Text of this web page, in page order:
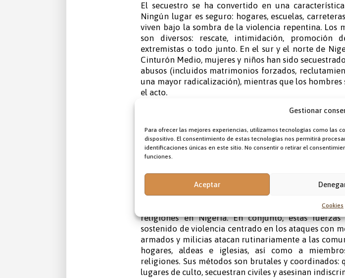
Gestionar
Para ofrecer las mejores experiencias, utilizamos tecnologías como las
dispositivo. El consentimiento de estas tecnologías nos permitirá
identificaciones únicas en este sitio. No consentir o retirar el
funciones.
Aceptar
Cookies
El secuestro se ha convertido en una
Ningún lugar es seguro: hogares, escuelas,
viven bajo la sombra de la violencia repentina. Los
son diversos: rescate, intimidación, promoción
extremistas o todo junto. En el sur y el norte de
Cinturón Medio, mujeres y niños han sido
abusos (incluidos matrimonios forzados,
una mayor radicalización), mientras que los hombres
el acto.
Estas situaciones no surgen de la noche a la
La crisis que se desarrolla en Nigeria es el
superpuestas que se han acumulado en las
considerada uno de los lugares más peligrosos del
Esta realidad tiene sus raíces en una compleja
religioso, marginación política, fallos sistémicos
tensiones étnicas, que también han afectado a
religiones en Nigeria. En conjunto, estas
sostenido de violencia centrado en los ataques con
armados y milicias atacan rutinariamente a las
hogares, aldeas e iglesias, así como a
religiones. Sus métodos son brutales y coordinados:
lugares de culto, secuestran civiles y asesinan